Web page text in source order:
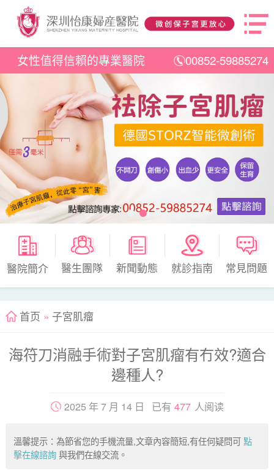
女性值得信賴的專業醫院 00852-59885274
醫院簡介 醫生團隊 新聞動態 就診指南 常見問題
首页 » 子宮肌瘤
海符刀消融手術對子宮肌瘤有冇效?適合
邊種人?
2025 年 7 月 14 日 已有 477 人阅读
溫馨提示：為節省您的手機流量,文章內容簡短,有任何疑問可點
擊在線諮詢 與我們在線交流。